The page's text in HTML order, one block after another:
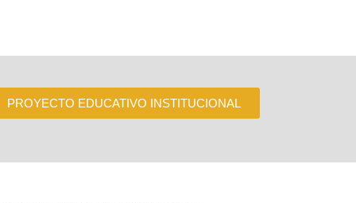
PROYECTO EDUCATIVO INSTITUCIONAL